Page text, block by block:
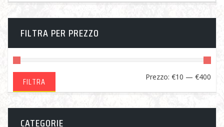
FILTRA PER PREZZO
FILTRA Prezzo: €10 — €400
CATEGORIE